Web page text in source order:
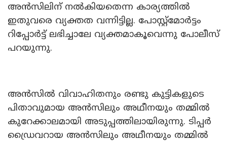
അൻസിലിന് നൽകിയതെന്ന കാര്യത്തിൽ
ഇതുവരെ വ്യക്തത വന്നിട്ടില്ല. പോസ്റ്റ്‌മോർട്ടം
റിപ്പോർട്ട് ലഭിച്ചാലേ വ്യക്തമാകൂവെന്നു പോലീസ്
പറയുന്നു.
അൻസിൽ വിവാഹിതനും രണ്ടു കുട്ടികളുടെ
പിതാവുമായ അൻസിലും അഥീനയും തമ്മിൽ
കുറേക്കാലമായി അടുപ്പത്തിലായിരുന്നു. ടിപ്പർ
ഡ്രൈവറായ അൻസിലും അഥീനയും തമ്മിൽ